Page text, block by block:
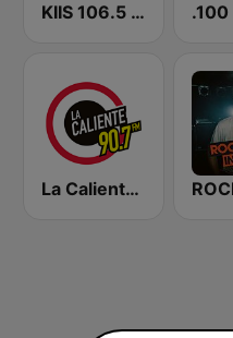
KIIS 106.5 FM
La Caliente 90.7 FM